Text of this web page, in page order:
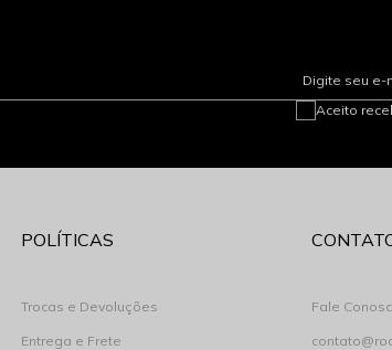
Digite seu e-
Aceito
POLÍTICAS
Trocas e Devoluções
Entrega e Frete
Fale